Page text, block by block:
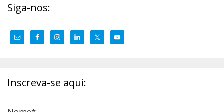
Siga-nos:
Inscreva-se aqui: